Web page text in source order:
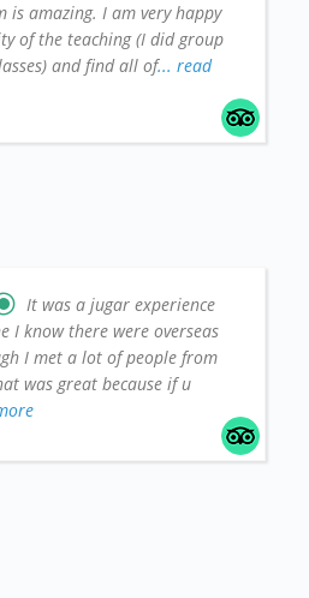
is amazing. I am very happy
of the teaching (I did group
and find all of... read
It was a jugar experience
I know there were overseas
I met a lot of people from
was great because if u